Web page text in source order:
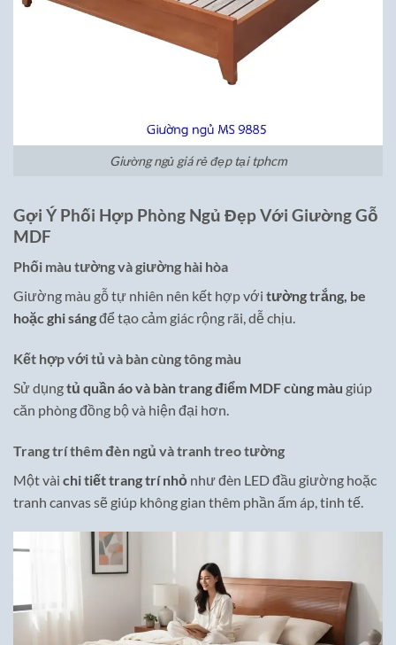
Giường ngủ giá rẻ đẹp tại tphcm
Gợi Ý Phối Hợp Phòng Ngủ Đẹp Với Giường Gỗ
MDF
Phối màu tường và giường hài hòa
Giường màu gỗ tự nhiên nên kết hợp với tường trắng, be
hoặc ghi sángđể tạo cảm giác rộng rãi, dễ chịu.
Kết hợp với tủ và bàn cùng tông màu
Sử dụngtủ quần áo và bàn trang điểm MDF cùng màu giúp
căn phòng đồng bộ và hiện đại hơn.
Trang trí thêm đèn ngủ và tranh treo tường
Một vài chi tiết trang trí nhỏ như đèn LED đầu giường hoặc
tranh canvas sẽ giúp không gian thêm phần ấm áp, tinh tế.